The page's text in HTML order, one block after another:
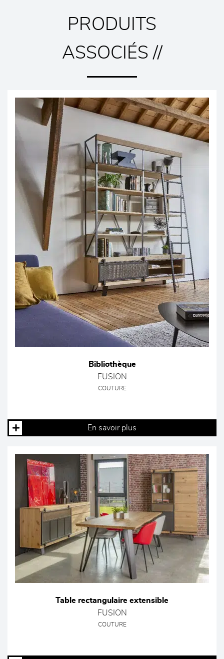
PRODUITS
ASSOCIÉS //
Bibliothèque
FUSION
COUTURE
En savoir plus
Table rectangulaire extensible
FUSION
COUTURE